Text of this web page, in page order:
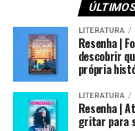
LITERATURA
Resenha |
descobrir
própria
LITERATURA
Resenha |
gritar para